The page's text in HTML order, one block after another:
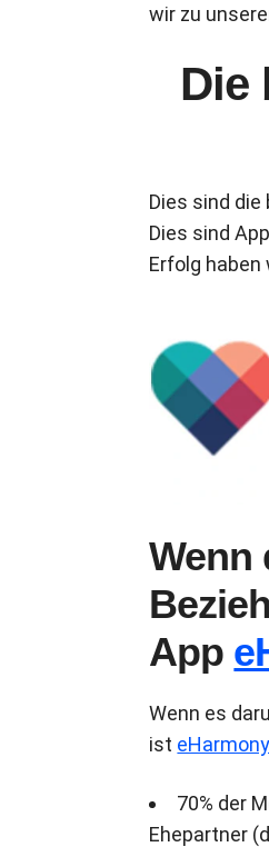
wir zu
Die
Dies sind
Dies sind
Erfolg haben
Wenn
App
Wenn es
ist eHarmony
70% der
Ehepartner